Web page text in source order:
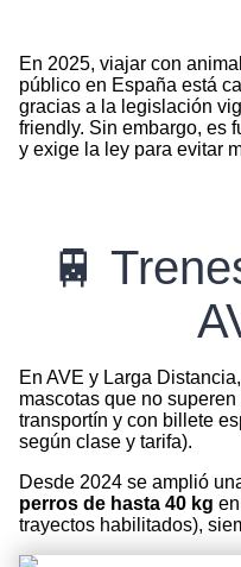
En 2025, viajar con
público en España está
gracias a la legislación
friendly. Sin embargo, es
y exige la ley para evitar
🚆
En AVE y Larga
mascotas que no
transportín y con billete
según clase y tarifa).
Desde 2024 se amplió
perros de hasta 40 kg
trayectos habilitados),